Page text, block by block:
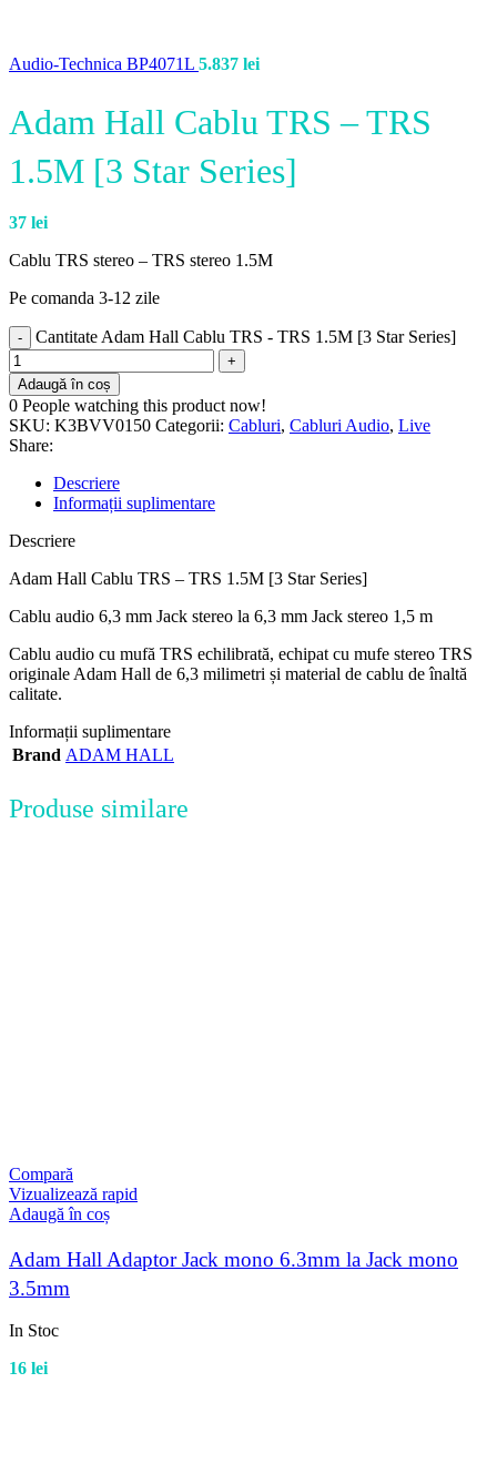
Audio-Technica BP4071L 5.837 lei
Adam Hall Cablu TRS – TRS
1.5M [3 Star Series]
37 lei
Cablu TRS stereo – TRS stereo 1.5M
Pe comanda 3-12 zile
Cantitate Adam Hall Cablu TRS - TRS 1.5M [3 Star Series]
Adaugă în coș
0 People watching this product now!
SKU: K3BVV0150 Categorii: Cabluri, Cabluri Audio, Live
Share:
Descriere
Informații suplimentare
Descriere
Adam Hall Cablu TRS – TRS 1.5M [3 Star Series]
Cablu audio 6,3 mm Jack stereo la 6,3 mm Jack stereo 1,5 m
Cablu audio cu mufă TRS echilibrată, echipat cu mufe stereo TRS
originale Adam Hall de 6,3 milimetri și material de cablu de înaltă
calitate.
Informații suplimentare
Brand ADAM HALL
Produse similare
Compară
Vizualizează rapid
Adaugă în coș
Adam Hall Adaptor Jack mono 6.3mm la Jack mono
3.5mm
In Stoc
16 lei